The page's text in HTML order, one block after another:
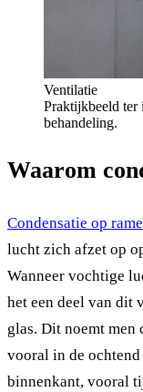
Ventilatie
Praktijkbeeld ter
behandeling.
Waarom
Condensatie op
lucht zich afzet op
Wanneer vochtige
het een deel van dit
glas. Dit noemt men
vooral in de
binnenkant, vooral